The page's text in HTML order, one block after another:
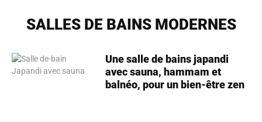
SALLES DE BAINS MODERNES
Une salle de bains japandi
avec sauna, hammam et
balnéo, pour un bien-être zen